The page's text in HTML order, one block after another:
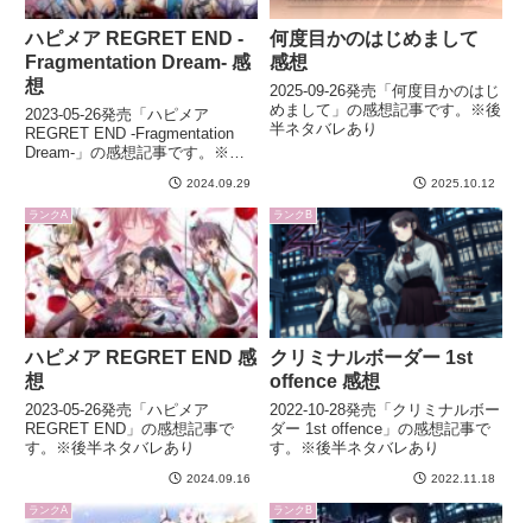
ハピメア REGRET END -
Fragmentation Dream- 感
想
2023-05-26発売「ハピメア
REGRET END -Fragmentation
Dream-」の感想記事です。※後
2024.09.29
何度目かのはじめまして
感想
2025-09-26発売「何度目かのはじ
めまして」の感想記事です。※後
半ネタバレあり
2025.10.12
ランクA
ハピメア REGRET END 感
想
2023-05-26発売「ハピメア
REGRET END」の感想記事で
す。※後半ネタバレあり
2024.09.16
ランクB
クリミナルボーダー 1st
offence 感想
2022-10-28発売「クリミナルボー
ダー 1st offence」の感想記事で
す。※後半ネタバレあり
2022.11.18
ランクA ランクB